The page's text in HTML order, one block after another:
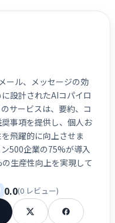
ール、メッセージの効
設計されたAIコパイロ
サービスは、要約、コ
事項を提供し、個人お
飛躍的に向上させま
500企業の75%が導入
生産性向上を実現して
0.0(0 レビュー)